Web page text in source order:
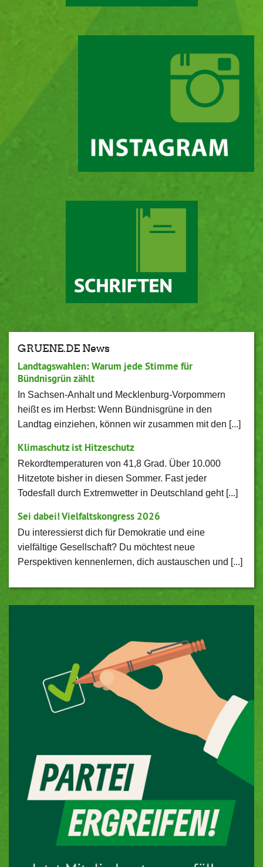
GRUENE.DE News
Landtagswahlen: Warum jede Stimme für
Bündnisgrün zählt
In Sachsen-Anhalt und Mecklenburg-Vorpommern
heißt es im Herbst: Wenn Bündnisgrüne in den
Landtag einziehen, können wir zusammen mit den [...]
Klimaschutz ist Hitzeschutz
Rekordtemperaturen von 41,8 Grad. Über 10.000
Hitzetote bisher in diesen Sommer. Fast jeder
Todesfall durch Extremwetter in Deutschland geht [...]
Sei dabei! Vielfaltskongress 2026
Du interessierst dich für Demokratie und eine
vielfältige Gesellschaft? Du möchtest neue
Perspektiven kennenlernen, dich austauschen und [...]